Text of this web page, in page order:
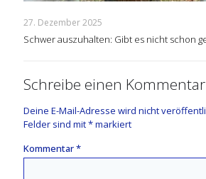
27. Dezember 2025
Schwer auszuhalten: Gibt es nicht schon
Schreibe einen Kommentar
Deine E-Mail-Adresse wird nicht
Felder sind mit*markiert
Kommentar*